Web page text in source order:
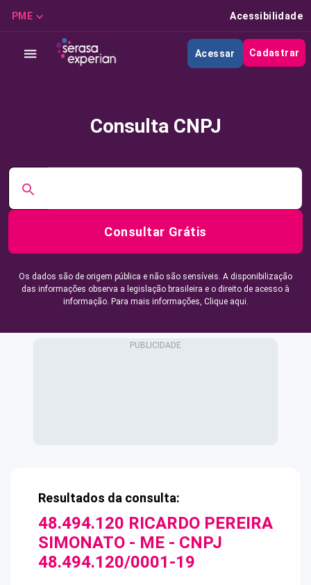
PME Acessibilidade
Acessar Cadastrar
Consulta CNPJ
Consultar Grátis
Os dados são de origem pública e não são sensíveis. A disponibilização
das informações observa a legislação brasileira e o direito de acesso à
informação. Para mais informações, Clique aqui.
Resultados da consulta:
48.494.120 RICARDO PEREIRA
SIMONATO - ME - CNPJ
48.494.120/0001-19